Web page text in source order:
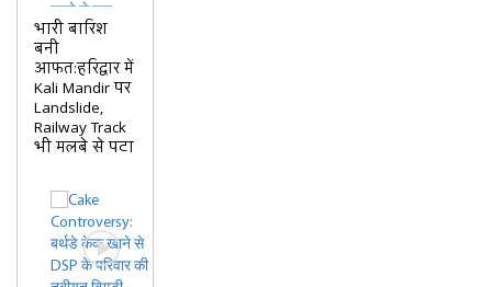
भारी बारिश
बनी
आफत:हरिद्वार में
Kali Mandir पर
Landslide,
Railway Track
भी मलबे से पटा